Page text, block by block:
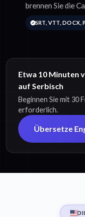
brennen Sie die
SRT, VTT, DOCX,
Etwa 10 Minuten
auf Serbisch
Beginnen Sie mit 30
erforderlich.
Übersetze